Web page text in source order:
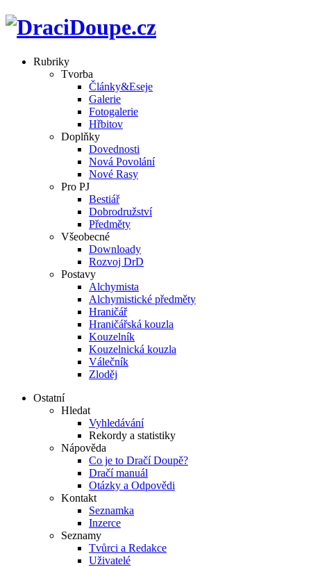
Rubriky
Tvorba
Články&Eseje
Galerie
Fotogalerie
Hřbitov
Doplňky
Dovednosti
Nová Povolání
Nové Rasy
Pro PJ
Bestiář
Dobrodružství
Předměty
Všeobecné
Downloady
Rozvoj DrD
Postavy
Alchymista
Alchymistické předměty
Hraničář
Hraničářská kouzla
Kouzelník
Kouzelnická kouzla
Válečník
Zloděj
Ostatní
Hledat
Vyhledávání
Rekordy a statistiky
Nápověda
Co je to Dračí Doupě?
Dračí manuál
Otázky a Odpovědi
Kontakt
Seznamka
Inzerce
Seznamy
Tvůrci a Redakce
Uživatelé